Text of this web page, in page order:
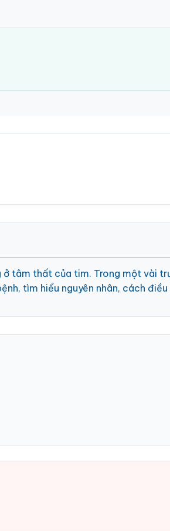
tâm thất của tim. Trong một vài
tìm hiểu nguyên nhân, cách